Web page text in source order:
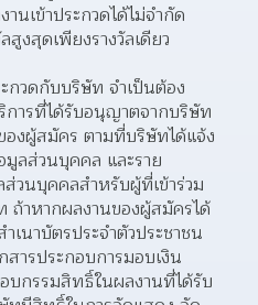
นเข้าประกวดได้ไม่จำกัด
งสุดเพียงรางวัลเดียว
กวดกับบริษัท จำเป็นต้อง
ารที่ได้รับอนุญาตจากบริษัท
งผู้สมัคร ตามที่บริษัทได้แจ้ง
มูลส่วนบุคคล และราย
วนบุคคลสำหรับผู้ที่เข้าร่วม
ถ้าหากผลงานของผู้สมัครได้
เนาบัตรประจำตัวประชาชน
ารประกอบการมอบเงิน
บกรรมสิทธิ์ในผลงานที่ได้รับ